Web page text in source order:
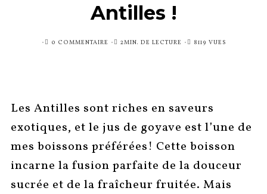
Antilles !
PUBLIÉ0 COMMENTAIRE 2MIN. DE LECTURE 8119 VUES
Les Antilles sont riches en saveurs
exotiques, et le jus de goyave est l’une de
mes boissons préférées! Cette boisson
incarne la fusion parfaite de la douceur
sucrée et de la fraîcheur fruitée. Mais